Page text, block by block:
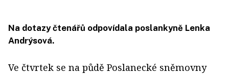
Na dotazy čtenářů odpovídala poslankyně Lenka
Andrýsová.
Ve čtvrtek se na půdě Poslanecké sněmovny